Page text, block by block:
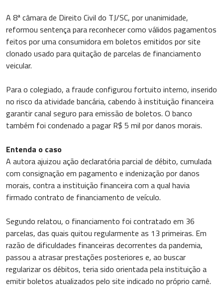
A 8ª câmara de Direito Civil do TJ/SC, por unanimidade,
reformou sentença para reconhecer como válidos pagamentos
feitos por uma consumidora em boletos emitidos por site
clonado usado para quitação de parcelas de financiamento
veicular.
Para o colegiado, a fraude configurou fortuito interno, inserido
no risco da atividade bancária, cabendo à instituição financeira
garantir canal seguro para emissão de boletos. O banco
também foi condenado a pagar R$ 5 mil por danos morais.
Entenda o caso
A autora ajuizou ação declaratória parcial de débito, cumulada
com consignação em pagamento e indenização por danos
morais, contra a instituição financeira com a qual havia
firmado contrato de financiamento de veículo.
Segundo relatou, o financiamento foi contratado em 36
parcelas, das quais quitou regularmente as 13 primeiras. Em
razão de dificuldades financeiras decorrentes da pandemia,
passou a atrasar prestações posteriores e, ao buscar
regularizar os débitos, teria sido orientada pela instituição a
emitir boletos atualizados pelo site indicado no próprio carnê.